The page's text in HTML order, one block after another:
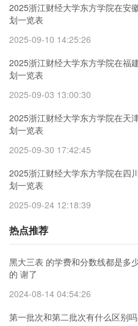
2025浙江财经大学东方学院在安
划一览表
2025-09-10 14:25:26
2025浙江财经大学东方学院在福
划一览表
2025-09-03 13:00:30
2025浙江财经大学东方学院在天
划一览表
2025-09-30 17:42:45
2025浙江财经大学东方学院在四
划一览表
2025-09-24 12:18:39
热点推荐
黑大三表 的学费和分数线都是多
的 谢了
2024-08-14 04:54:26
第一批次和第二批次有什么区别吗